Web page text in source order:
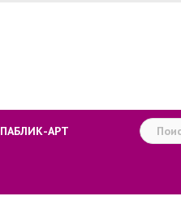
ПАБЛИК-АРТ Найти: